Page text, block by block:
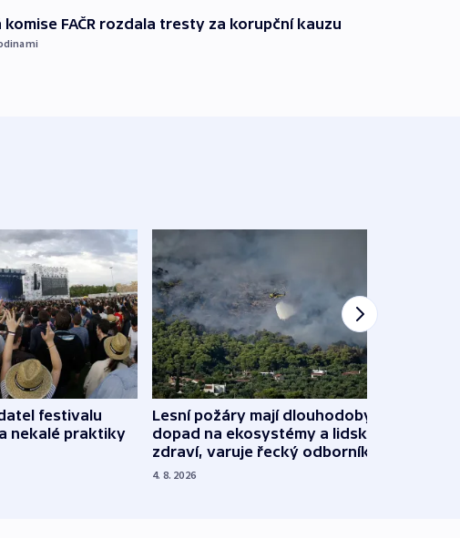
komise FAČR rozdala tresty za korupční kauzu
festivalu
nekalé praktiky
Lesní požáry mají dlouhodobý
dopad na ekosystémy a lidské
zdraví, varuje řecký odborník
4. 8. 2026